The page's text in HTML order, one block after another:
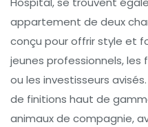
appartement de deux
conçu pour offrir style et
jeunes professionnels, les
ou les investisseurs
de finitions haut de
animaux de compagnie,